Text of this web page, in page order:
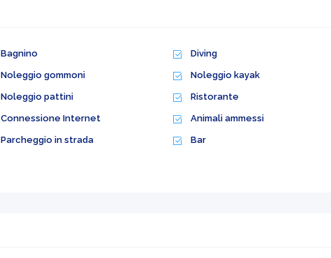
Bagnino Diving
Noleggio gommoni Noleggio kayak
Noleggio pattini Ristorante
Connessione Internet Animali ammessi
Parcheggio in strada Bar